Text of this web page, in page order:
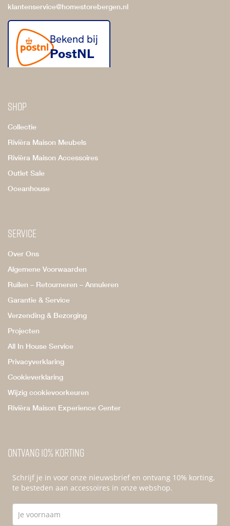
klantenservice@homestorebergen.nl
Shop
Collectie
Rivièra Maison Meubels
Rivièra Maison Accessoires
Outlet Sale
Oceanhouse
Service
Over Ons
Algemene Voorwaarden
Ruilen – Retourneren – Annuleren
Garantie & Service
Verzending & Bezorging
Projecten
All In House Service
Privacyverklaring
Cookieverklaring
Wijzig cookievoorkeuren
Rivièra Maison Experience Center
Ontvang 10% korting
Schrijf je in voor onze nieuwsbrief en ontvang 10% korting,
te besteden aan accessoires in onze webshop.